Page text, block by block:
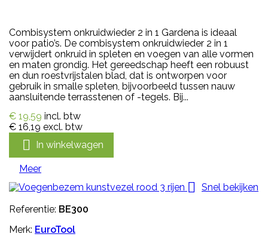
Combisystem onkruidwieder 2 in 1 Gardena is ideaal
voor patio’s. De combisystem onkruidwieder 2 in 1
verwijdert onkruid in spleten en voegen van alle vormen
en maten grondig. Het gereedschap heeft een robuust
en dun roestvrijstalen blad, dat is ontworpen voor
gebruik in smalle spleten, bijvoorbeeld tussen nauw
aansluitende terrasstenen of -tegels. Bij...
€ 19,59 incl. btw
€ 16,19 excl. btw
 In winkelwagen
Meer

Snel bekijken
Referentie: BE300
Merk: EuroTool